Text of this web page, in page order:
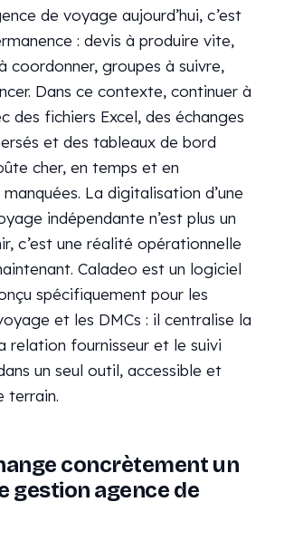
de voyage aujourd’hui, c’est
: devis à produire vite,
coordonner, groupes à suivre,
Dans ce contexte, continuer à
des fichiers Excel, des échanges
et des tableaux de bord
cher, en temps et en
La digitalisation d’une
indépendante n’est plus un
c’est une réalité opérationnelle
Caladeo est un logiciel
spécifiquement pour les
et les DMCs : il centralise la
relation fournisseur et le suivi
un seul outil, accessible et
terrain.
concrètement un
gestion agence de